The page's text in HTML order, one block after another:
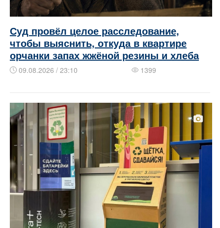
Суд провёл целое расследование,
чтобы выяснить, откуда в квартире
орчанки запах жжёной резины и хлеба
09.08.2026 / 23:10 1399